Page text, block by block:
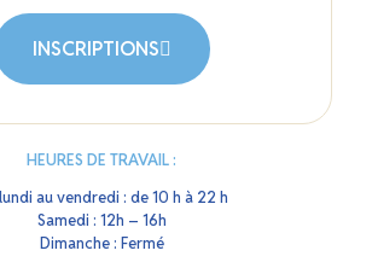
INSCRIPTIONS
HEURES DE TRAVAIL :
au vendredi : de 10 h à 22 h
Samedi : 12h – 16h
Dimanche : Fermé